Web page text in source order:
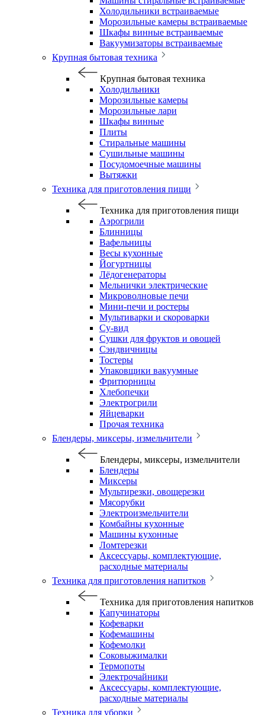
Холодильники встраиваемые
Морозильные камеры встраиваемые
Шкафы винные встраиваемые
Вакуумизаторы встраиваемые
Крупная бытовая техника
Крупная бытовая техника
Холодильники
Морозильные камеры
Морозильные лари
Шкафы винные
Плиты
Стиральные машины
Сушильные машины
Посудомоечные машины
Вытяжки
Техника для приготовления пищи
Техника для приготовления пищи
Аэрогрили
Блинницы
Вафельницы
Весы кухонные
Йогуртницы
Лёдогенераторы
Мельнички электрические
Микроволновые печи
Мини-печи и ростеры
Мультиварки и скороварки
Су-вид
Сушки для фруктов и овощей
Сэндвичницы
Тостеры
Упаковщики вакуумные
Фритюрницы
Хлебопечки
Электрогрили
Яйцеварки
Прочая техника
Блендеры, миксеры, измельчители
Блендеры, миксеры, измельчители
Блендеры
Миксеры
Мультирезки, овощерезки
Мясорубки
Электроизмельчители
Комбайны кухонные
Машины кухонные
Ломтерезки
Аксессуары, комплектующие,
расходные материалы
Техника для приготовления напитков
Техника для приготовления напитков
Капучинаторы
Кофеварки
Кофемашины
Кофемолки
Соковыжималки
Термопоты
Электрочайники
Аксессуары, комплектующие,
расходные материалы
Техника для уборки